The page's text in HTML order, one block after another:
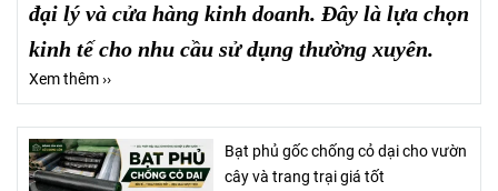
đại lý và cửa hàng kinh doanh. Đây là lựa chọn
kinh tế cho nhu cầu sử dụng thường xuyên.
Xem thêm ››
Bạt phủ gốc chống cỏ dại cho vườn
cây và trang trại giá tốt